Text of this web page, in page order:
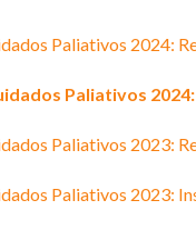
Paliativos 2024:
Paliativos
Paliativos 2023:
Paliativos 2023: